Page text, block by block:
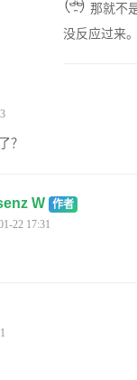
那就不
没反应过来。
？
W 作者
22 17:31